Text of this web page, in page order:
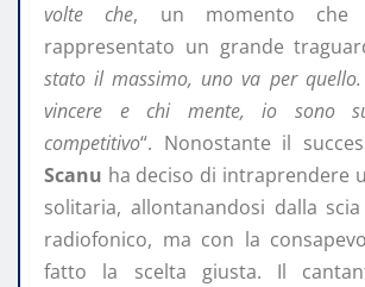
volte che, un momento
rappresentato un grande
stato il massimo, uno va per quello.
vincere e chi mente, io sono
competitivo“. Nonostante il
Scanu ha deciso di intraprendere
solitaria, allontanandosi dalla
radiofonico, ma con la
fatto la scelta giusta. Il